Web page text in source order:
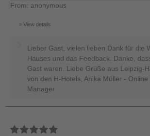
From: anonymous
View details
Lieber Gast, vielen lieben Dank für die
Hauses und das Feedback. Danke,
Gast waren. Liebe Grüße aus Leipzig-
von den H-Hotels, Anika Müller - Online
Manager